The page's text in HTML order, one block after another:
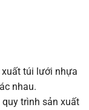
túi lưới nhựa
nhau.
quy trình sản xuất